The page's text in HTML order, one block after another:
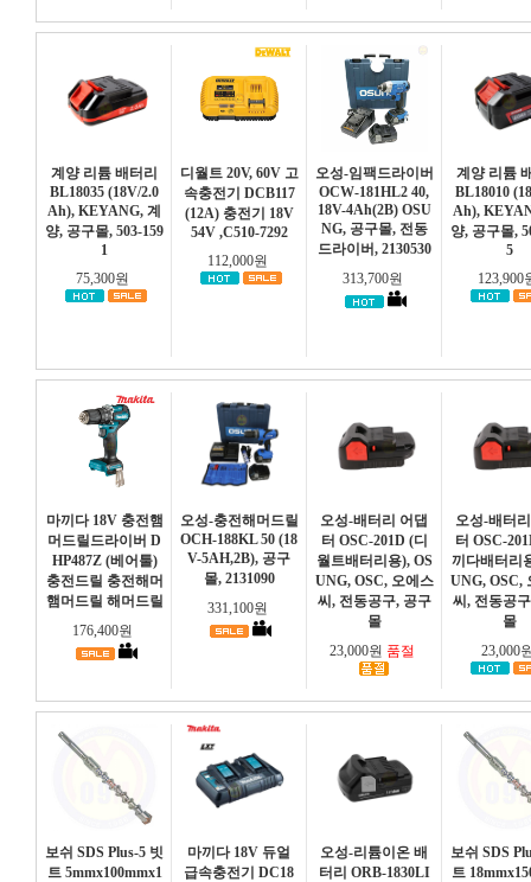
계양 리튬 배터리
BL18035 (18V/2.0
Ah), KEYANG, 계
양, 공구몰, 503-159
1
75,300원
디월트 20V, 60V 고
속충전기 DCB117
(12A) 충전기 18V
54V ,C510-7292
112,000원
오성-임팩드라이버
OCW-181HL2 40,
18V-4Ah(2B) OSU
NG, 공구몰, 전동
드라이버, 2130530
313,700원
계양 리튬
BL18010
Ah),
양, 공구몰,
5
123,900
마끼다 18V 충전햄
머드릴드라이버 D
HP487Z (베어툴)
충전드릴 충전해머
햄머드릴 해머드릴
176,400원
오성-충전해머드릴
OCH-188KL 50 (18
V-5AH,2B), 공구
몰, 2131090
331,100원
오성-배터리 어댑
터 OSC-201D (디
월트배터리용), OS
UNG, OSC, 오에스
씨, 전동공구, 공구
몰
23,000원 품절
오성-배터
터 OSC-
끼다배터리
UNG, OSC,
씨, 전동공
몰
23,000
보쉬 SDS Plus-5 빗
트 5mmx100mmx1
마끼다 18V 듀얼
급속충전기 DC18
오성-리튬이온 배
터리 ORB-1830LI
보쉬 SDS
트